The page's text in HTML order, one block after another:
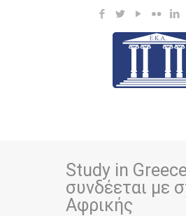
Study in
συνδέεται με
Αφρικής